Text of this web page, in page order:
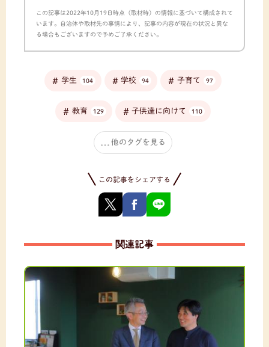
この記事は2022年10月19日時点（取材時）の情報に基づいて構成されて
います。自治体や取材先の事情により、記事の内容が現在の状況と異な
る場合もございますので予めご了承ください。
学生 104 学校 94 子育て 97
教育 129 子供達に向けて 110
他のタグを見る
この記事をシェアする
関連記事